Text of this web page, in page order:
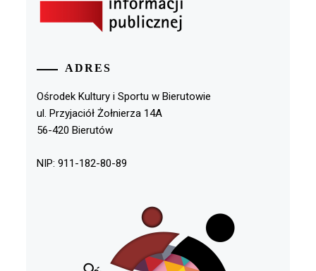
ADRES
Ośrodek Kultury i Sportu w Bierutowie
ul. Przyjaciół Żołnierza 14A
56-420 Bierutów
NIP: 911-182-80-89